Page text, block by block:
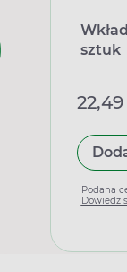
sztuk
22,49
Podana
Dowiedz